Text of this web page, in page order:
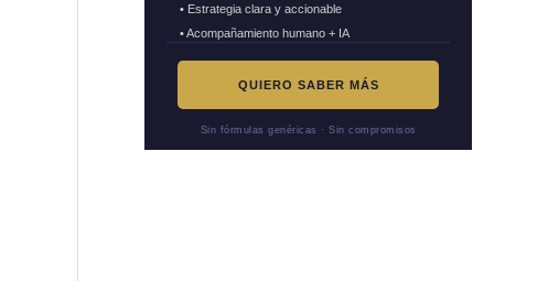
• Estrategia clara y accionable
• Acompañamiento humano + IA
QUIERO SABER MÁS
Sin fórmulas genéricas · Sin compromisos